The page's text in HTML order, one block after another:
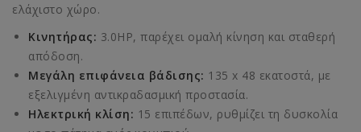
ελάχιστο χώρο.
Κινητήρας: 3.0HP, παρέχει ομαλή κίνηση και σταθερή
απόδοση.
Μεγάλη επιφάνεια βάδισης: 135 x 48 εκατοστά, με
εξελιγμένη αντικραδασμική προστασία.
Ηλεκτρική κλίση: 15 επιπέδων, ρυθμίζει τη δυσκολία